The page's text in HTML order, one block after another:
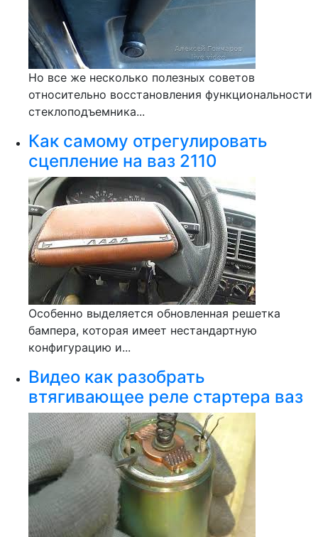
Но все же несколько полезных советов
относительно восстановления функциональности
стеклоподъемника...
Как самому отрегулировать
сцепление на ваз 2110
Особенно выделяется обновленная решетка
бампера, которая имеет нестандартную
конфигурацию и...
Видео как разобрать
втягивающее реле стартера ваз